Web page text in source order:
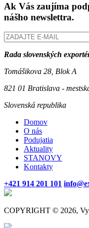
Ak Vás zaujíma
nášho newslettra.
Rada slovenských
Tomášikova 28, Blok A
821 01 Bratislava -
Slovenská republika
Domov
O nás
Podujatia
Aktuality
STANOVY
Kontakty
+421 914 201 101
COPYRIGHT © 2026,